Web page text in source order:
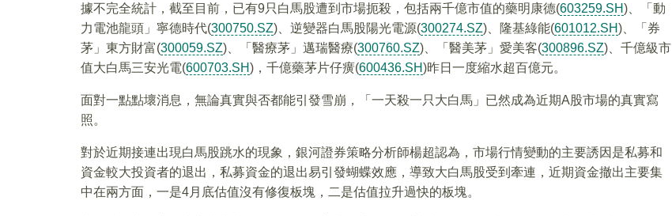
據不完全統計，截至目前，已有9只白馬股遭到市場扼殺，包括兩千億市值的藥明康德(603259.SH)、「動
力電池龍頭」寧德時代(300750.SZ)、逆變器白馬股陽光電源(300274.SZ)、隆基綠能(601012.SH)、「券
茅」東方財富(300059.SZ)、「醫療茅」邁瑞醫療(300760.SZ)、「醫美茅」愛美客(300896.SZ)、千億級市
值大白馬三安光電(600703.SH)，千億藥茅片仔癀(600436.SH)昨日一度縮水超百億元。
面對一點點壞消息，無論真實與否都能引發雪崩，「一天殺一只大白馬」已然成為近期A股市場的真實寫
照。
對於近期接連出現白馬股跳水的現象，銀河證券策略分析師楊超認為，市場行情變動的主要誘因是私募和
資金較大投資者的退出，私募資金的退出易引發蝴蝶效應，導致大白馬股受到牽連，近期資金撤出主要集
中在兩方面，一是4月底估值沒有修復板塊，二是估值拉升過快的板塊。